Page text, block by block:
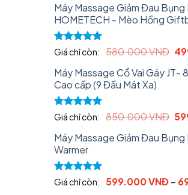
Máy Massage Giảm Đau Bụng
HOMETECH - Mèo Hồng
Rated5.00
Giá chỉ còn: 580.000VNĐ
Máy Massage Cổ Vai Gáy JT-
Cao cấp (9 Đầu Mát Xa)
Rated5.00
Giá chỉ còn: 850.000VNĐ
Máy Massage Giảm Đau Bụng
Warmer
Rated5.00
Giá chỉ còn: 599.000VNĐ–